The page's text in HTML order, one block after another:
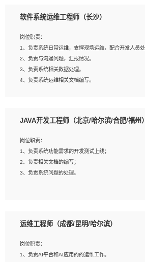
1、3年以上运营或解决方案的工作经验。
征，可独立提出完整的优化方案,并推动方案执行达成结
WORD、EXCEL等办公软件；
3、深入理解公司各项AI产品和技术信息；具有较强的
PPT、方案建议书等，面试时需携带个人制作的专业
软件系统运维工程师（长沙）
岗位职责：
1、负责系统日常运维，支撑现场运维，配合开发人员处
2、负责与沟通问题，汇报情况。
3、负责系统相关数据处理。
4、负责系统运维相关文档编写。
岗位要求：
2、精通linux命令。
3、熟悉oracle、mysql 数据库。
4、善于沟通，具有良好的团队合作精神和协作能力。
5、必须有实际的生产环境系统维护经验。
JAVA开发工程师（北京/哈尔滨/合肥/福州）
岗位职责：
1、负责系统功能需求的开发测试上线；
2、负责相关文档的编写；
3、负责系统问题的处理。
2、熟悉linux命令；
4、熟练使用oracle、mysql进行开发；
5、熟悉流程开发如使用activiti；
运维工程师（成都/昆明/哈尔滨）
岗位职责：
1、负责AI平台和AI应用的的运维工作。